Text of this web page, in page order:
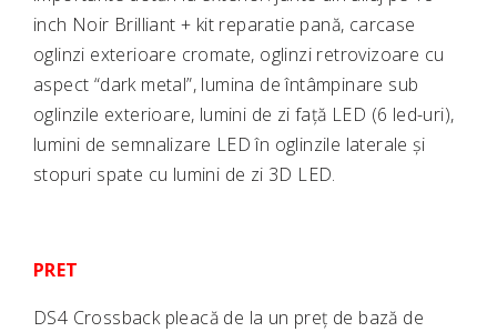
inch Noir Brilliant + kit reparatie pană, carcase
oglinzi exterioare cromate, oglinzi retrovizoare cu
aspect “dark metal”, lumina de întâmpinare sub
oglinzile exterioare, lumini de zi față LED (6 led-uri),
lumini de semnalizare LED în oglinzile laterale și
stopuri spate cu lumini de zi 3D LED.
PRET
DS4 Crossback pleacă de la un preț de bază de